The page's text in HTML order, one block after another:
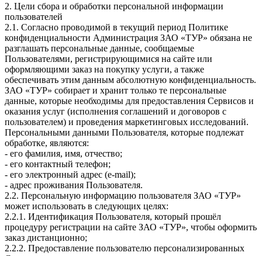
2. Цели сбора и обработки персональной информации
пользователей
2.1. Согласно проводимой в текущий период Политике
конфиденциальности Администрация ЗАО «ТУР» обязана не
разглашать персональные данные, сообщаемые
Пользователями, регистрирующимися на сайте или
оформляющими заказ на покупку услуги, а также
обеспечивать этим данным абсолютную конфиденциальность.
ЗАО «ТУР» собирает и хранит только те персональные
данные, которые необходимы для предоставления Сервисов и
оказания услуг (исполнения соглашений и договоров с
пользователем) и проведения маркетинговых исследований.
Персональными данными Пользователя, которые подлежат
обработке, являются:
- его фамилия, имя, отчество;
- его контактный телефон;
- его электронный адрес (e-mail);
- адрес проживания Пользователя.
2.2. Персональную информацию пользователя ЗАО «ТУР»
может использовать в следующих целях:
2.2.1. Идентификация Пользователя, который прошёл
процедуру регистрации на сайте ЗАО «ТУР», чтобы оформить
заказ дистанционно;
2.2.2. Предоставление пользователю персонализированных